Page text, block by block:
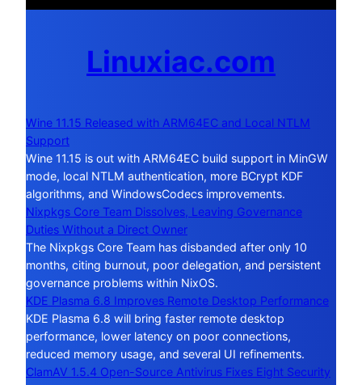
Linuxiac.com
Wine 11.15 Released with ARM64EC and Local NTLM
Support
Wine 11.15 is out with ARM64EC build support in MinGW
mode, local NTLM authentication, more BCrypt KDF
algorithms, and WindowsCodecs improvements.
Nixpkgs Core Team Dissolves, Leaving Governance
Duties Without a Direct Owner
The Nixpkgs Core Team has disbanded after only 10
months, citing burnout, poor delegation, and persistent
governance problems within NixOS.
KDE Plasma 6.8 Improves Remote Desktop Performance
KDE Plasma 6.8 will bring faster remote desktop
performance, lower latency on poor connections,
reduced memory usage, and several UI refinements.
ClamAV 1.5.4 Open-Source Antivirus Fixes Eight Security